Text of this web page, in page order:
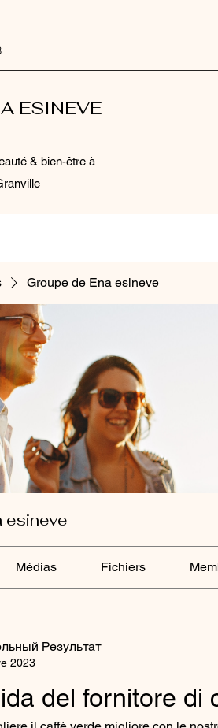
ESINEVE
& bien-être à
Groupe de Ena esineve
esineve
Médias Fichiers
Результат
2023
del fornitore di